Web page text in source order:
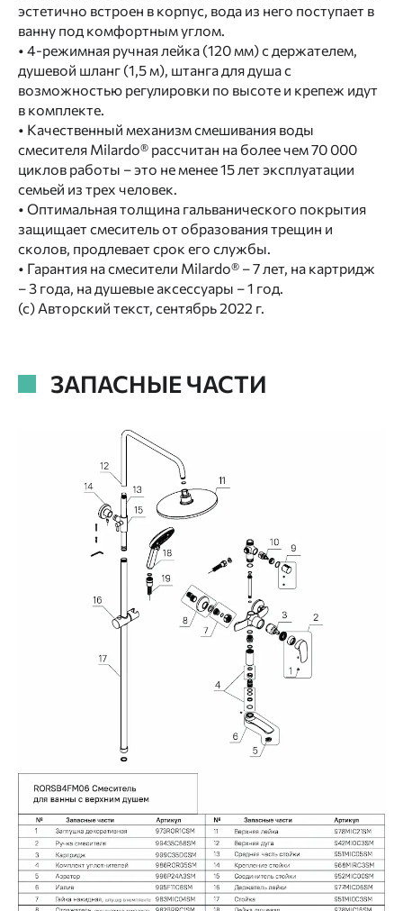
эстетично встроен в корпус, вода из него поступает в
ванну под комфортным углом.
• 4-режимная ручная лейка (120 мм) с держателем,
душевой шланг (1,5 м), штанга для душа с
возможностью регулировки по высоте и крепеж идут
в комплекте.
• Качественный механизм смешивания воды
смесителя Milardo® рассчитан на более чем 70 000
циклов работы – это не менее 15 лет эксплуатации
семьей из трех человек.
• Оптимальная толщина гальванического покрытия
защищает смеситель от образования трещин и
сколов, продлевает срок его службы.
• Гарантия на смесители Milardo® – 7 лет, на картридж
– 3 года, на душевые аксессуары – 1 год.
(с) Авторский текст, сентябрь 2022 г.
ЗАПАСНЫЕ ЧАСТИ